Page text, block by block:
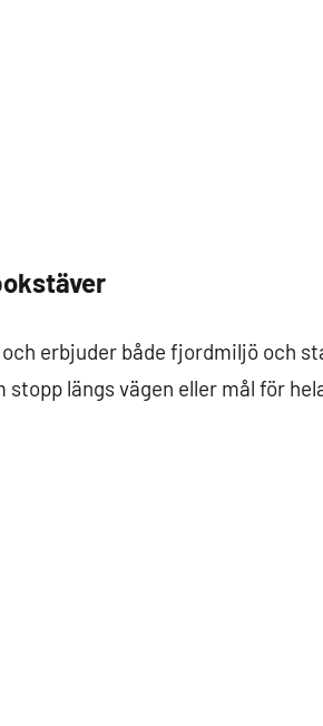
erbjuder både fjordmiljö och
längs vägen eller mål för